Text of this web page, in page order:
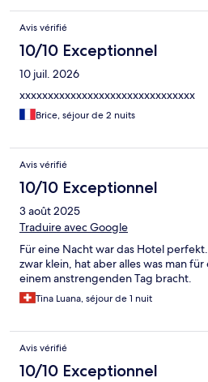
Avis vérifié
10/10 Exceptionnel
10 juil. 2026
xxxxxxxxxxxxxxxxxxxxxxxxxxxxxxx
Brice, séjour de 2 nuits
Avis vérifié
10/10 Exceptionnel
3 août 2025
Traduire avec Google
Für eine Nacht war das Hotel
zwar klein, hat aber alles was man
einem anstrengenden Tag bracht.
Tina Luana, séjour de 1 nuit
Avis vérifié
10/10 Exceptionnel